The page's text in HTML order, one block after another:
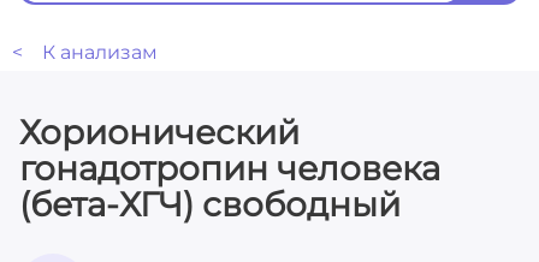
< К анализам
Хорионический
гонадотропин человека
(бета-ХГЧ) свободный